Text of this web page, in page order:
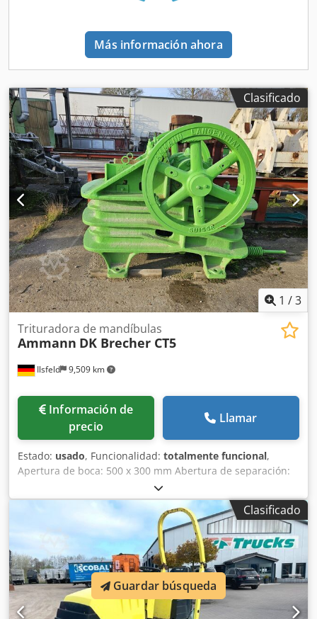
Más información ahora
Clasificado
1 /3
Ilsfeld 9,509 km
Trituradora de mandíbulas
Ammann DK Brecher CT5
Información de
precio
Llamar
Estado: usado, Funcionalidad: totalmente funcional,
Apertura de boca: 500 x 300 mm Abertura de separación:
30 - 80 mm Dedpfx Ajy Tyaqedtock Peso: 6.100 kg Requisito
de potencia: 22 kW La máquina ha sido completamente
reacondicionada en el taller, equipada con nuevas
mandíbulas de trituración y nuevas cuñas laterales.
Clasificado
Guardar búsqueda